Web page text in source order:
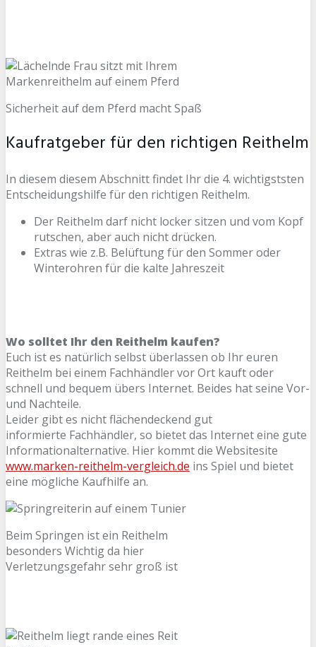
Sicherheit auf dem Pferd macht Spaß
Kaufratgeber für den richtigen Reithelm
In diesem diesem Abschnitt findet Ihr die 4. wichtigststen
Entscheidungshilfe für den richtigen Reithelm.
Der Reithelm darf nicht locker sitzen und vom Kopf
rutschen, aber auch nicht drücken.
Extras wie z.B. Belüftung für den Sommer oder
Winterohren für die kalte Jahreszeit
Wo solltet Ihr den Reithelm kaufen?
Euch ist es natürlich selbst überlassen ob Ihr euren
Reithelm bei einem Fachhändler vor Ort kauft oder
schnell und bequem übers Internet. Beides hat seine Vor-
und Nachteile.
Leider gibt es nicht flächendeckend gut
informierte Fachhändler, so bietet das Internet eine gute
Informationalternative. Hier kommt die Websitesite
www.marken-reithelm-vergleich.de ins Spiel und bietet
eine mögliche Kaufhilfe an.
Beim Springen ist ein Reithelm
besonders Wichtig da hier
Verletzungsgefahr sehr groß ist